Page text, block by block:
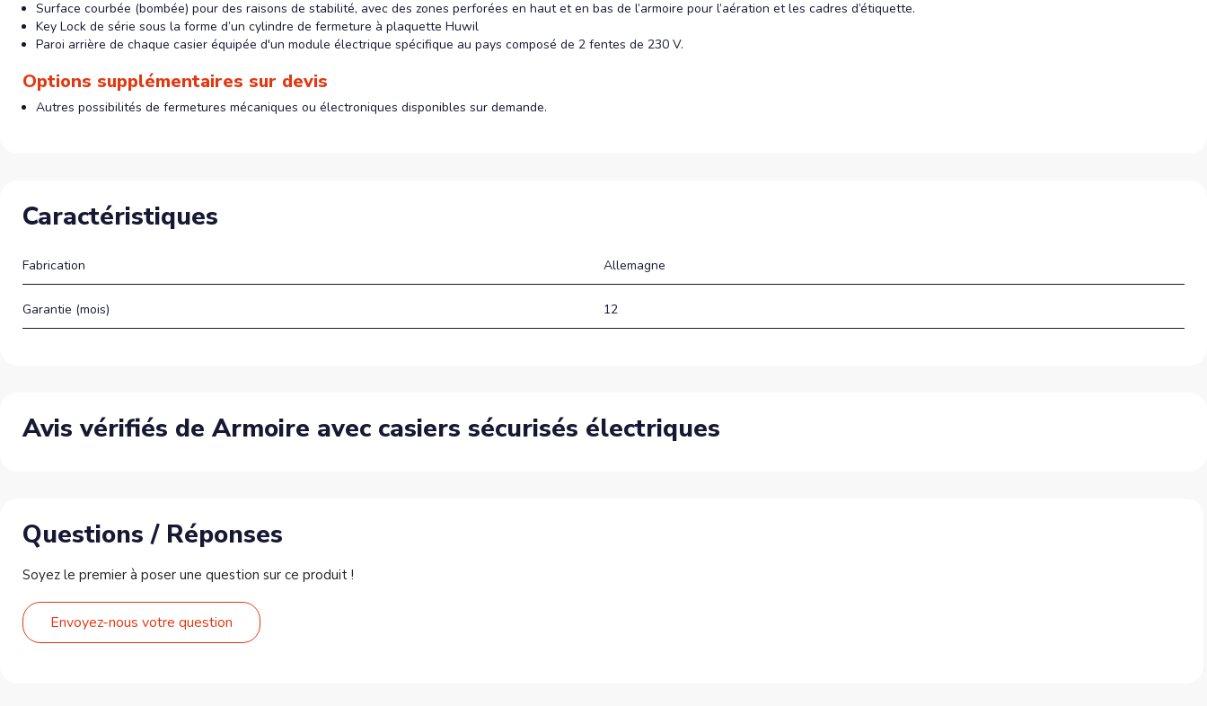
Surface courbée (bombée) pour des raisons de stabilité, avec des zones perforées en haut et en bas de l’armoire pour l’aération et les cadres d’étiquette.
Key Lock de série sous la forme d’un cylindre de fermeture à plaquette Huwil
Paroi arrière de chaque casier équipée d'un module électrique spécifique au pays composé de 2 fentes de 230 V.
Options supplémentaires sur devis
Autres possibilités de fermetures mécaniques ou électroniques disponibles sur demande.
Caractéristiques
Fabrication Allemagne
Garantie (mois) 12
Avis vérifiés de Armoire avec casiers sécurisés électriques
Questions / Réponses
Soyez le premier à poser une question sur ce produit !
Envoyez-nous votre question